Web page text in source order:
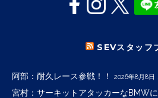
SEVスタッフ
阿部：耐久レース参戦！！ 2026年8月8日
宮村：サーキットアタッカーなBMW